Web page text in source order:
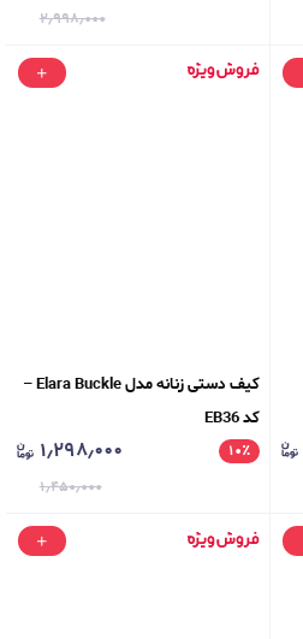
۲٫۹۹۸٫۰۰۰
کیف دستی زنانه مدل Elara Buckle –
کد EB36
۱۰٪ ۱٫۲۹۸٫۰۰۰
۱٫۴۵۰٫۰۰۰